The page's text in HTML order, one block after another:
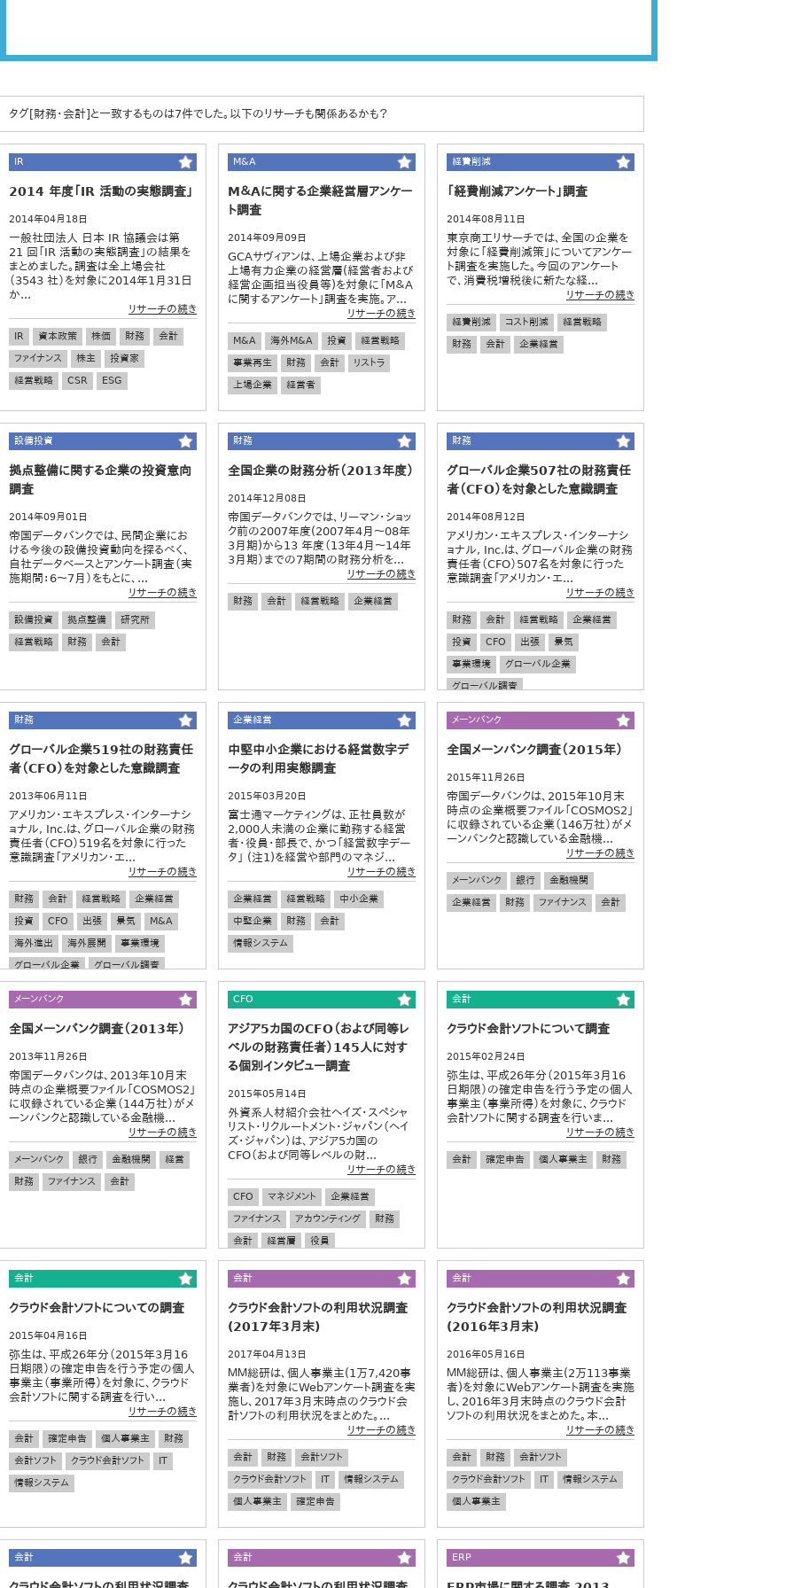
タグ[財務・会計]と一致するものは7件でした。以下のリサーチも関係あるかも？
IR
2014 年度「IR 活動の実態調査」
2014年04月18日
一般社団法人 日本 IR 協議会は第
21 回「IR 活動の実態調査」の結果を
まとめました。調査は全上場会社
（3543 社）を対象に2014年1月31日
か...
リサーチの続き
IR 資本政策 株価 財務
会計
ファイナンス
株主
投資家
経営戦略
CSR ESG
M&A
M＆Aに関する企業経営層アンケー
ト調査
2014年09月09日
GCAサヴィアンは、上場企業および非
上場有力企業の経営層(経営者および
経営企画担当役員等)を対象に「M＆A
に関するアンケート」調査を実施。ア...
リサーチの続き
M&A 海外M&A 投資
経営戦略
事業再生
財務 会計
リストラ
上場企業
経営者
経費削減
「経費削減アンケート」調査
2014年08月11日
東京商工リサーチでは、全国の企業を
対象に「経費削減策」についてアンケー
ト調査を実施した。今回のアンケート
で、消費税増税後に新たな経...
リサーチの続き
経費削減 コスト削減
経営戦略
財務
会計 企業経営
設備投資
拠点整備に関する企業の投資意向
調査
2014年09月01日
帝国データバンクでは、民間企業にお
ける今後の設備投資動向を探るべく、
自社データベースとアンケート調査（実
施期間：6～7月）をもとに、...
リサーチの続き
設備投資 拠点整備
研究所
経営戦略
財務 会計
財務
全国企業の財務分析（2013年度）
2014年12月08日
帝国データバンクでは、リーマン・ショッ
ク前の2007年度(2007年4月～08年
3月期)から13 年度（13年4月～14年
3月期）までの7期間の財務分析を...
リサーチの続き
財務 会計 経営戦略 企業経営
財務
グローバル企業507社の財務責任
者（CFO）を対象とした意識調査
2014年08月12日
アメリカン・エキスプレス・インターナシ
ョナル, Inc.は、グローバル企業の財務
責任者（CFO）507名を対象に行った
意識調査「アメリカン・エ...
リサーチの続き
財務 会計 経営戦略
企業経営
投資
CFO 出張
景気
事業環境
グローバル企業
グローバル調査
財務
グローバル企業519社の財務責任
者（CFO）を対象とした意識調査
2013年06月11日
アメリカン・エキスプレス・インターナシ
ョナル, Inc.は、グローバル企業の財務
責任者（CFO）519名を対象に行った
意識調査「アメリカン・エ...
リサーチの続き
財務 会計 経営戦略
企業経営
投資
CFO 出張 景気
M&A
海外進出
海外展開
事業環境
グローバル企業
グローバル調査
企業経営
中堅中小企業における経営数字デ
ータの利用実態調査
2015年03月20日
富士通マーケティングは、正社員数が
2,000人未満の企業に勤務する経営
者・役員・部長で、かつ「経営数字デー
タ」 (注1)を経営や部門のマネジ...
リサーチの続き
企業経営 経営戦略
中小企業
中堅企業
財務
会計
情報システム
メーンバンク
全国メーンバンク調査（2015年）
2015年11月26日
帝国データバンクは、2015年10月末
時点の企業概要ファイル「COSMOS2」
に収録されている企業（146万社）がメ
ーンバンクと認識している金融機...
リサーチの続き
メーンバンク 銀行
金融機関
企業経営
財務 ファイナンス 会計
メーンバンク
全国メーンバンク調査（2013年）
2013年11月26日
帝国データバンクは、2013年10月末
時点の企業概要ファイル「COSMOS2」
に収録されている企業（144万社）がメ
ーンバンクと認識している金融機...
リサーチの続き
メーンバンク 銀行 金融機関
経営
財務
ファイナンス 会計
CFO
アジア5カ国のCFO（および同等レ
ベルの財務責任者）145人に対す
る個別インタビュー調査
2015年05月14日
外資系人材紹介会社ヘイズ・スペシャ
リスト・リクルートメント・ジャパン（ヘイ
ズ・ジャパン）は、アジア5カ国の
CFO（および同等レベルの財...
リサーチの続き
CFO マネジメント
企業経営
ファイナンス
アカウンティング
財務
会計
経営層
役員
グローバル調査
キャリア
キャリアパス
会計
クラウド会計ソフトについて調査
2015年02月24日
弥生は、平成26年分（2015年3月16
日期限）の確定申告を行う予定の個人
事業主（事業所得）を対象に、クラウド
会計ソフトに関する調査を行いま...
リサーチの続き
会計 確定申告 個人事業主 財務
会計
クラウド会計ソフトについての調査
2015年04月16日
弥生は、平成26年分（2015年3月16
日期限）の確定申告を行う予定の個人
事業主（事業所得）を対象に、クラウド
会計ソフトに関する調査を行い...
リサーチの続き
会計 確定申告 個人事業主
財務
会計ソフト
クラウド会計ソフト
IT
情報システム
会計
クラウド会計ソフトの利用状況調査
(2017年3月末)
2017年04月13日
ＭＭ総研は、個人事業主(1万7,420事
業者)を対象にWebアンケート調査を実
施し、2017年3月末時点のクラウド会
計ソフトの利用状況をまとめた。...
リサーチの続き
会計 財務
会計ソフト
クラウド会計ソフト
IT
情報システム
個人事業主
確定申告
会計
クラウド会計ソフトの利用状況調査
(2016年3月末)
2016年05月16日
ＭＭ総研は、個人事業主(2万113事業
者)を対象にWebアンケート調査を実施
し、2016年3月末時点のクラウド会計
ソフトの利用状況をまとめた。本...
リサーチの続き
会計 財務
会計ソフト
クラウド会計ソフト
IT
情報システム
個人事業主
会計 会計 ERP